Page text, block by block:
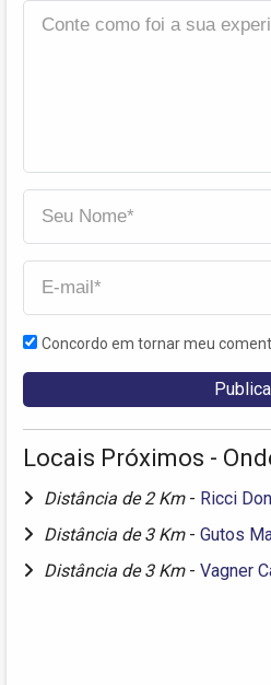
Concordo em tornar meu
Locais Próximos -
Distância de 2 Km - Ricci
Distância de 3 Km - Gutos
Distância de 3 Km - Vagner